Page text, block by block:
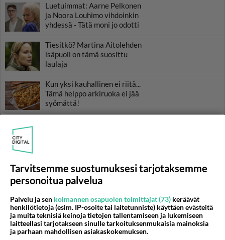
Luetuimmat: Aarne Pelkonen
ja Noora Louhimo vihdoinkin
yhdessä - Tätä moni jo odotti
Tiesitkö? Martina Aitolehden
isäpuoli on tämä suosittu
laulaja
Kun yksi kauhallinen ei riitä...
Tämä helppo arkiruoka ei jää
syömättä!
Tarvitsemme suostumuksesi tarjotaksemme
personoitua palvelua
Palvelu ja sen kolmannen osapuolen toimittajat (73) keräävät
henkilötietoja (esim. IP-osoite tai laitetunniste) käyttäen evästeitä
ja muita teknisiä keinoja tietojen tallentamiseen ja lukemiseen
laitteellasi tarjotakseen sinulle tarkoituksenmukaisia mainoksia
ja parhaan mahdollisen asiakaskokemuksen.